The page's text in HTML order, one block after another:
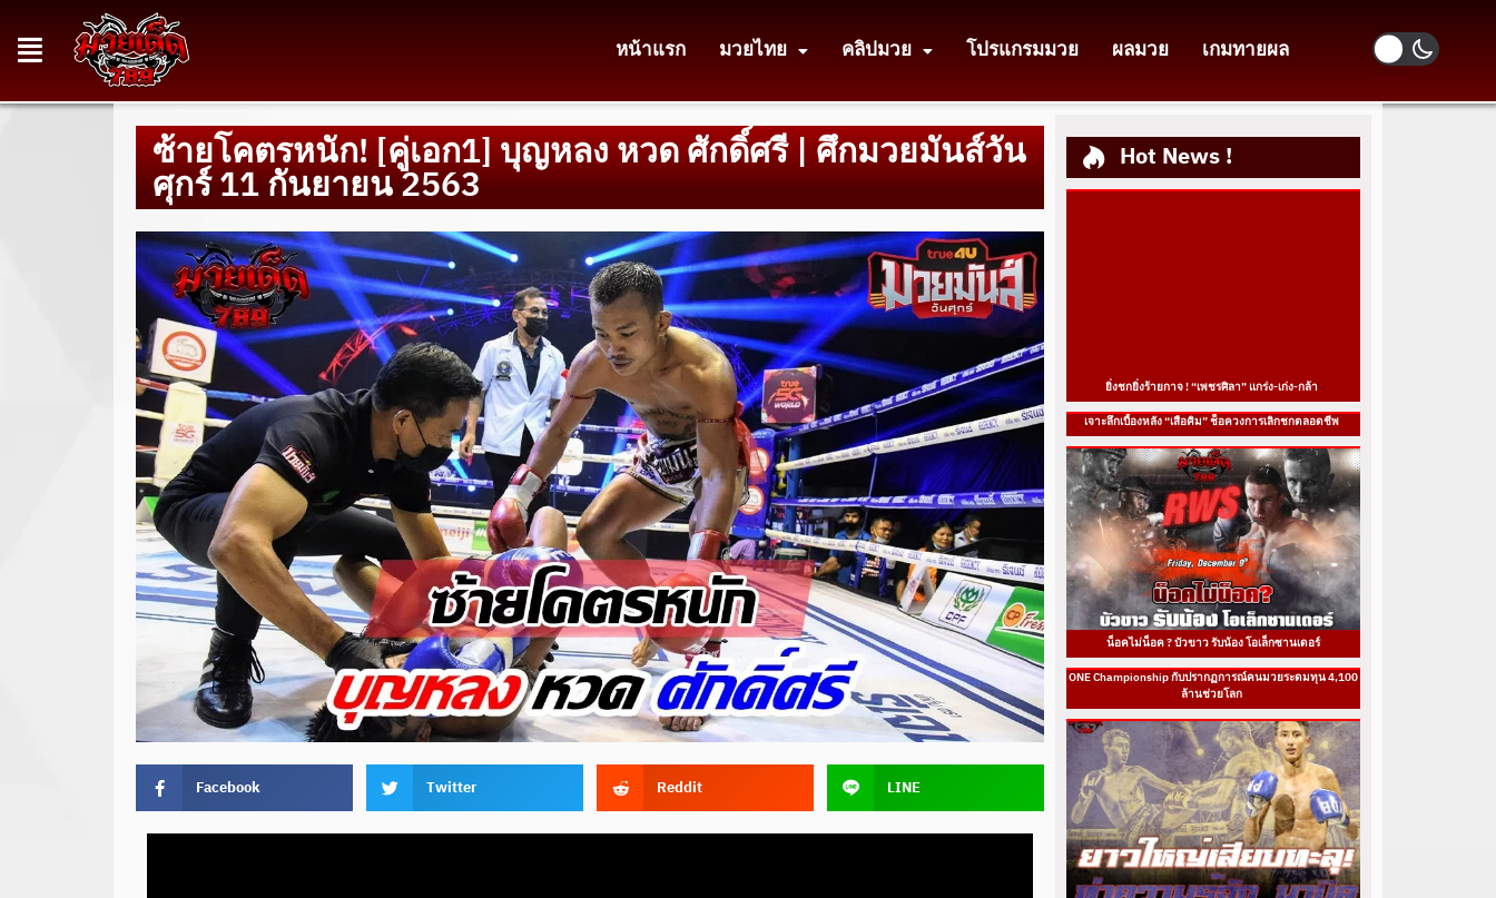
หน้าแรก มวยไทย คลิปมวย โปรแกรมมวย ผลมวย เกมทายผล
ซ้ายโคตรหนัก! [คู่เอก1] บุญหลง หวด ศักดิ์ศรี | ศึกมวยมันส์วัน
ศุกร์ 11 กันยายน 2563
Facebook Twitter Reddit LINE
Hot News !
ยิ่งชกยิ่งร้ายกาจ ! “เพชรศิลา” แกร่ง-เก่ง-กล้า
เจาะลึกเบื้องหลัง “เสือคิม” ช็อควงการเลิกชกตลอดชีพ
น็อคไม่น็อค ? บัวขาว รับน้อง โอเล็กซานเดอร์
ONE Championship กับปรากฏการณ์คนมวยระดมทุน 4,100
ล้านช่วยโลก